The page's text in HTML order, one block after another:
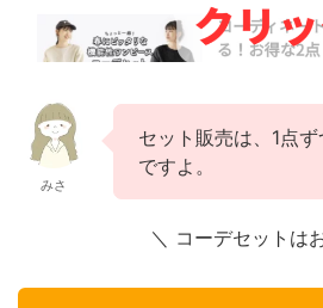
みさ
セット販売は、1点
ですよ。
＼ コーデセットは